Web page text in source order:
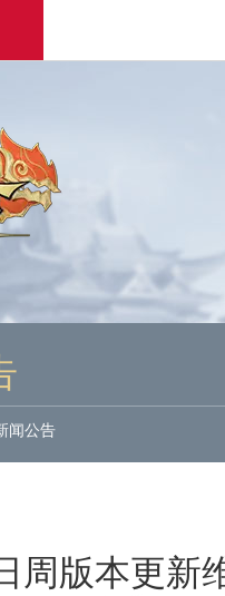
网易游戏
闻公告
周版本更新